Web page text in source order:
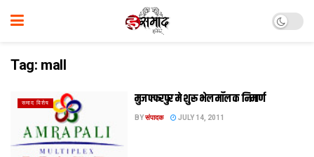
Tag: mall
समाद विशेष मुजफ्फरपुर मे शुरू भेल मॉल क निमार्ण
BYसंपादक JULY 14, 2011